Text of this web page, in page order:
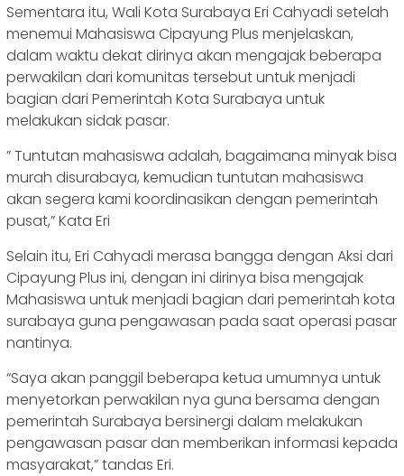
Sementara itu, Wali Kota Surabaya Eri Cahyadi setelah
menemui Mahasiswa Cipayung Plus menjelaskan,
dalam waktu dekat dirinya akan mengajak beberapa
perwakilan dari komunitas tersebut untuk menjadi
bagian dari Pemerintah Kota Surabaya untuk
melakukan sidak pasar.
” Tuntutan mahasiswa adalah, bagaimana minyak bisa
murah disurabaya, kemudian tuntutan mahasiswa
akan segera kami koordinasikan dengan pemerintah
pusat,” Kata Eri
Selain itu, Eri Cahyadi merasa bangga dengan Aksi dari
Cipayung Plus ini, dengan ini dirinya bisa mengajak
Mahasiswa untuk menjadi bagian dari pemerintah kota
surabaya guna pengawasan pada saat operasi pasar
nantinya.
“Saya akan panggil beberapa ketua umumnya untuk
menyetorkan perwakilan nya guna bersama dengan
pemerintah Surabaya bersinergi dalam melakukan
pengawasan pasar dan memberikan informasi kepada
masyarakat,” tandas Eri.